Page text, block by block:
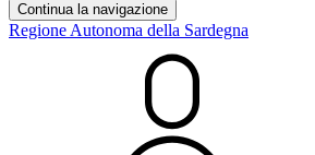
Continua la navigazione
Regione Autonoma della Sardegna